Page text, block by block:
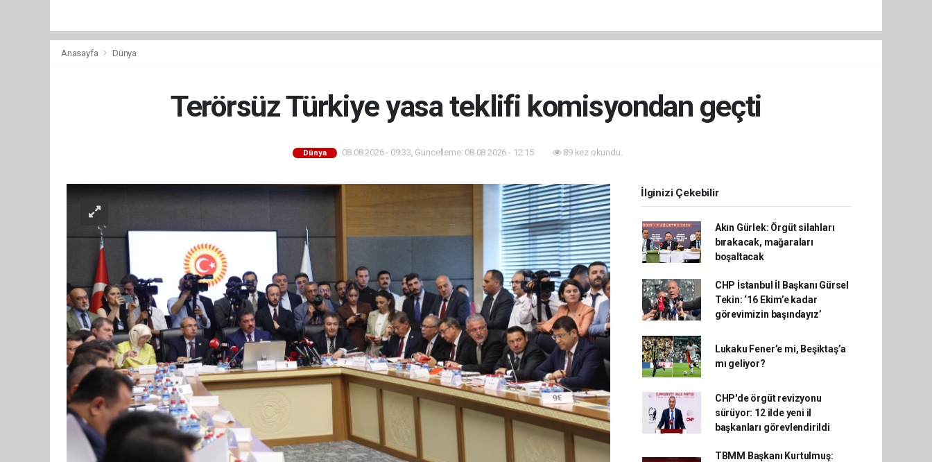
Anasayfa Dünya
Terörsüz Türkiye yasa teklifi komisyondan geçti
Dünya 08.08.2026 - 09:33, Güncelleme: 08.08.2026 - 12:15 89 kez okundu.
İlginizi Çekebilir
Akın Gürlek: Örgüt silahları
bırakacak, mağaraları
boşaltacak
CHP İstanbul İl Başkanı Gürsel
Tekin: ‘16 Ekim’e kadar
görevimizin başındayız’
Lukaku Fener’e mi, Beşiktaş’a
mı geliyor?
CHP'de örgüt revizyonu
sürüyor: 12 ilde yeni il
başkanları görevlendirildi
TBMM Başkanı Kurtulmuş: